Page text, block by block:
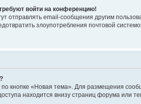
войти на конференцию!
отправлять email-сообщения другим
злоупотребления почтовой
кнопке «Новая тема». Для размещения
находится внизу страниц форума